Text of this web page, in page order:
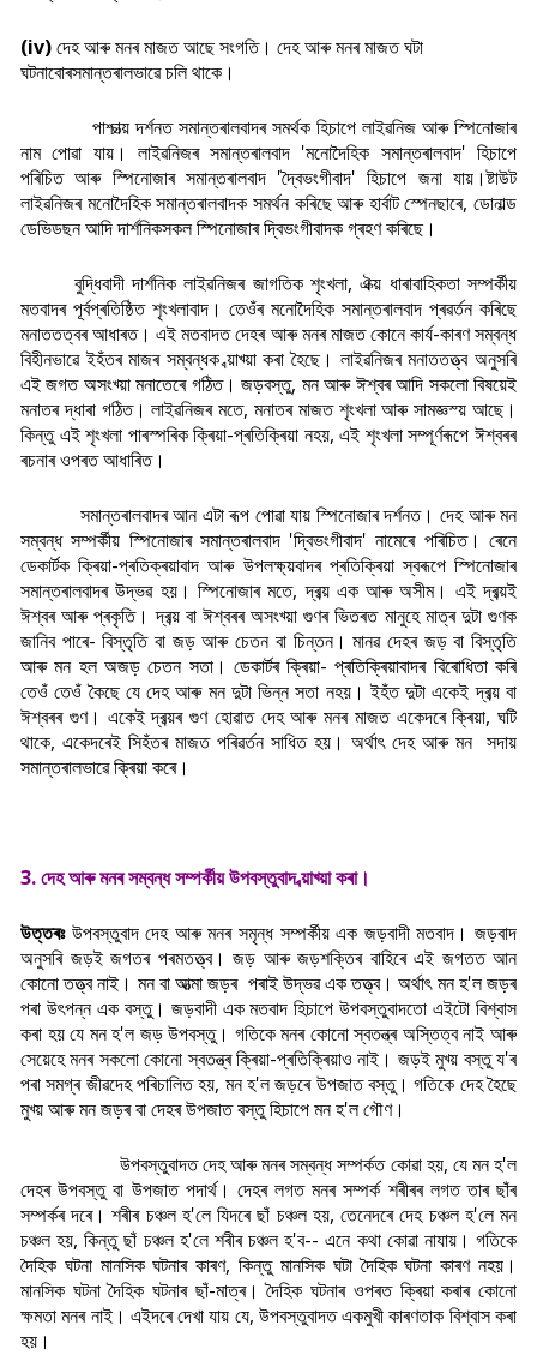
(iv)দেহ আৰু মনৰ মাজত আছে সংগতি। দেহ আৰু মনৰ মাজত ঘটা
ঘটনাবোৰসমান্তৰালভাৱে চলি থাকে।
পাশ্চাত্য় দৰ্শনত সমান্তৰালবাদৰ সমৰ্থক হিচাপে লাইৱনিজ আৰু স্পিনোজাৰ
নাম পোৱা যায়। লাইৱনিজৰ সমান্তৰালবাদ 'মনোদৈহিক সমান্তৰালবাদ' হিচাপে
পৰিচিত আৰু স্পিনোজাৰ সমান্তৰালবাদ 'দ্বৈভংগীবাদ' হিচাপে জনা যায়।ষ্টাউট
লাইৱনিজৰ মনোদৈহিক সমান্তৰালবাদক সমৰ্থন কৰিছে আৰু হাৰ্বাট স্পেনছাৰে, ডোনাল্ড
ডেভিডছন আদি দাৰ্শনিকসকল স্পিনোজাৰ দ্বিভংগীবাদক গ্ৰহণ কৰিছে।
বুদ্ধিবাদী দাৰ্শনিক লাইৱনিজৰ জাগতিক শৃংখলা, ঐক্য় ধাৰাবাহিকতা সম্পৰ্কীয়
মতবাদৰ পূৰ্বপ্ৰতিষ্ঠিত শৃংখলাবাদ। তেওঁৰ মনোদৈহিক সমান্তৰালবাদ প্ৰৱৰ্তন কৰিছে
মনাততত্বৰ আধাৰত। এই মতবাদত দেহৰ আৰু মনৰ মাজত কোনে কাৰ্য-কাৰণ সম্বন্ধ
বিহীনভাৱে ইহঁতৰ মাজৰ সম্বন্ধক ব্য়াখ্য়া কৰা হৈছে। লাইৱনিজৰ মনাততত্ত্ব অনুসৰি
এই জগত অসংখ্য়া মনাতেৰে গঠিত। জড়বস্তু, মন আৰু ঈশ্বৰ আদি সকলো বিষয়েই
মনাতৰ দ্ধাৰা গঠিত। লাইৱনিজৰ মতে, মনাতৰ মাজত শৃংখলা আৰু সামজ্ঞস্য় আছে।
কিন্তু এই শৃংখলা পাৰস্পৰিক ক্ৰিয়া-প্ৰতিক্ৰিয়া নহয়, এই শৃংখলা সম্পূৰ্ণৰূপে ঈশ্বৰৰ
ৰচনাৰ ওপৰত আধাৰিত।
সমান্তৰালবাদৰ আন এটা ৰূপ পোৱা যায় স্পিনোজাৰ দৰ্শনত। দেহ আৰু মন
সম্বন্ধ সম্পৰ্কীয় স্পিনোজাৰ সমান্তৰালবাদ 'দ্বিভংগীবাদ' নামেৰে পৰিচিত। ৰেনে
ডেকাৰ্টক ক্ৰিয়া-প্ৰতিক্ৰয়াবাদ আৰু উপলক্ষ্য়বাদৰ প্ৰতিক্ৰিয়া স্বৰূপে স্পিনোজাৰ
সমান্তৰালবাদৰ উদ্ভৱ হয়। স্পিনোজাৰ মতে, দ্ৰব্য় এক আৰু অসীম। এই দ্ৰব্য়ই
ঈশ্বৰ আৰু প্ৰকৃতি। দ্ৰব্য় বা ঈশ্বৰৰ অসংখ্য়া গুণৰ ভিতৰত মানুহে মাত্ৰ দুটা গুণক
জানিব পাৰে- বিস্তৃতি বা জড় আৰু চেতন বা চিন্তন। মানৱ দেহৰ জড় বা বিস্তৃতি
আৰু মন হল অজড় চেতন সতা। ডেকাৰ্টৰ ক্ৰিয়া- প্ৰতিক্ৰিয়াবাদৰ বিৰোধিতা কৰি
তেওঁ তেওঁ কৈছে যে দেহ আৰু মন দুটা ভিন্ন সতা নহয়। ইহঁত দুটা একেই দ্ৰব্য় বা
ঈশ্বৰৰ গুণ। একেই দ্ৰব্য়ৰ গুণ হোৱাত দেহ আৰু মনৰ মাজত একেদৰে ক্ৰিয়া, ঘটি
থাকে, একেদৰেই সিহঁতৰ মাজত পৰিৱৰ্তন সাধিত হয়। অৰ্থাৎ দেহ আৰু মন সদায়
সমান্তৰালভাৱে ক্ৰিয়া কৰে।
3. দেহ আৰু মনৰ সম্বন্ধ সম্পৰ্কীয় উপবস্তুবাদ ব্য়াখ্য়া কৰা।
উত্তৰঃ উপবস্তুবাদ দেহ আৰু মনৰ সমৃন্ধ সম্পৰ্কীয় এক জড়বাদী মতবাদ। জড়বাদ
অনুসৰি জড়ই জগতৰ পৰমতত্ত্ব। জড় আৰু জড়শক্তিৰ বাহিৰে এই জগতত আন
কোনো তত্ত্ব নাই। মন বা আত্মা জড়ৰ পৰাই উদ্ভৱ এক তত্ত্ব। অৰ্থাৎ মন হ'ল জড়ৰ
পৰা উৎপন্ন এক বস্তু। জড়বাদী এক মতবাদ হিচাপে উপবস্তুবাদতো এইটো বিশ্বাস
কৰা হয় যে মন হ'ল জড় উপবস্তু। গতিকে মনৰ কোনো স্বতন্ত্ৰ অস্তিত্ব নাই আৰু
সেয়েহে মনৰ সকলো কোনো স্বতন্ত্ৰ ক্ৰিয়া-প্ৰতিক্ৰিয়াও নাই। জড়ই মুখ্য় বস্তু য'ৰ
পৰা সমগ্ৰ জীৱদেহ পৰিচালিত হয়, মন হ'ল জড়ৰে উপজাত বস্তু। গতিকে দেহ হৈছে
মুখ্য় আৰু মন জড়ৰ বা দেহৰ উপজাত বস্তু হিচাপে মন হ'ল গৌণ।
উপবস্তুবাদত দেহ আৰু মনৰ সম্বন্ধ সম্পৰ্কত কোৱা হয়, যে মন হ'ল
দেহৰ উপবস্তু বা উপজাত পদাৰ্থ। দেহৰ লগত মনৰ সম্পৰ্ক শৰীৰৰ লগত তাৰ ছাঁৰ
সম্পৰ্কৰ দৰে। শৰীৰ চঞ্চল হ'লে যিদৰে ছাঁ চঞ্চল হয়, তেনেদৰে দেহ চঞ্চল হ'লে মন
চঞ্চল হয়, কিন্তু ছাঁ চঞ্চল হ'লে শৰীৰ চঞ্চল হ'ব-- এনে কথা কোৱা নাযায়। গতিকে
দৈহিক ঘটনা মানসিক ঘটনাৰ কাৰণ, কিন্তু মানসিক ঘটা দৈহিক ঘটনা কাৰণ নহয়।
মানসিক ঘটনা দৈহিক ঘটনাৰ ছাঁ-মাত্ৰ। দৈহিক ঘটনাৰ ওপৰত ক্ৰিয়া কৰাৰ কোনো
ক্ষমতা মনৰ নাই। এইদৰে দেখা যায় যে, উপবস্তুবাদত একমুখী কাৰণতাক বিশ্বাস কৰা
হয়।